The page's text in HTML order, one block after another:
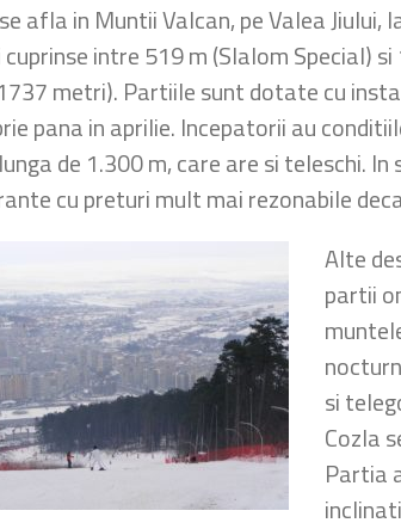
se afla in Muntii Valcan, pe Valea
cuprinse intre 519 m (Slalom Special)
metri). Partiile sunt dotate cu
pana in aprilie. Incepatorii au
de 1.300 m, care are si teleschi.
cu preturi mult mai rezonabile
Alte
partii
si
Cozla
Partia